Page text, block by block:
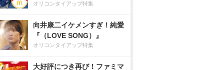
オリコンタイアップ特集
向井康二イケメンすぎ！純愛
『（LOVE SONG）』
オリコンタイアップ特集
大好評につき再び！ファミマ